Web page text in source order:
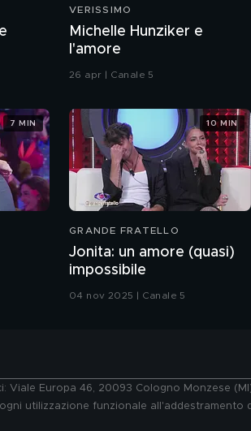
VERISSIMO
Michelle Hunziker e
l'amore
26 apr | Canale 5
7 MIN
GRANDE FRATELLO
Jonita: un amore (quasi)
impossibile
04 nov 2025 | Canale 5
10 MIN
Viale Europa 46, 20093 Cologno Monzese
utilizzazione funzionale all'addestramento